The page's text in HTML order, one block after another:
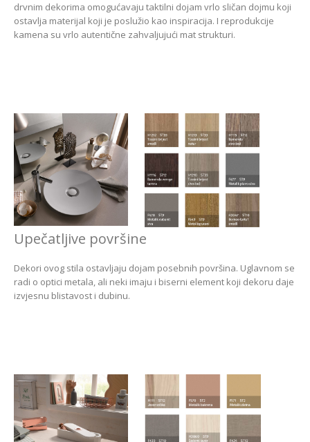
drvnim dekorima omogućavaju taktilni dojam vrlo sličan dojmu koji
ostavlja materijal koji je poslužio kao inspiracija. I reprodukcije
kamena su vrlo autentične zahvaljujući mat strukturi.
Upečatljive površine
Dekori ovog stila ostavljaju dojam posebnih površina. Uglavnom se
radi o optici metala, ali neki imaju i biserni element koji dekoru daje
izvjesnu blistavost i dubinu.